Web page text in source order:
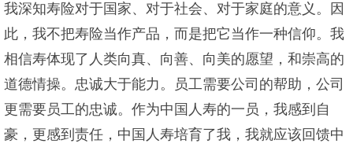
我深知寿险对于国家、对于社会、对于家庭的意义。因
此，我不把寿险当作产品，而是把它当作一种信仰。我
相信寿体现了人类向真、向善、向美的愿望，和崇高的
道德情操。忠诚大于能力。员工需要公司的帮助，公司
更需要员工的忠诚。作为中国人寿的一员，我感到自
豪，更感到责任，中国人寿培育了我，我就应该回馈中